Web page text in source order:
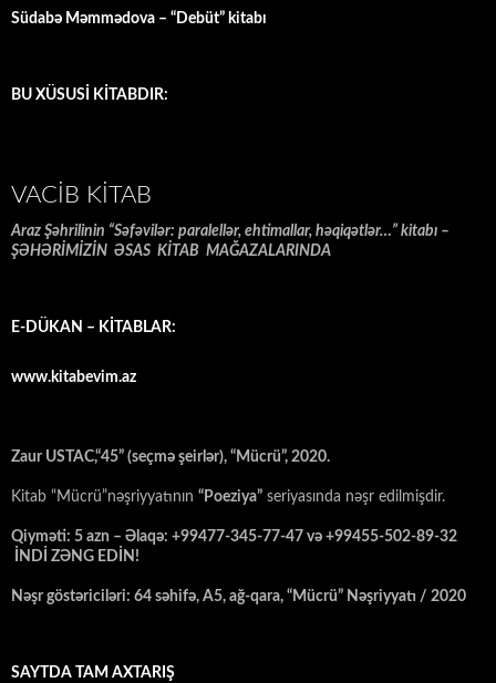
Südabə Məmmədova – “Debüt” kitabı
BU XÜSUSİ KİTABDIR:
VACIB KITAB
Araz Şəhrilinin “Səfəvilər: paralellər, ehtimallar, həqiqətlər…” kitabı –
ŞƏHƏRİMİZİN ƏSAS KİTAB MAĞAZALARINDA
E-DÜKAN – KİTABLAR:
www.kitabevim.az
Zaur USTAC,“45” (seçmə şeirlər), “Mücrü”, 2020.
Kitab “Mücrü”nəşriyyatının “Poeziya” seriyasında nəşr edilmişdir.
Qiyməti: 5 azn – Əlaqə: +99477-345-77-47 və +99455-502-89-32
İNDİ ZƏNG EDİN!
Nəşr göstəriciləri: 64 səhifə, A5, ağ-qara, “Mücrü” Nəşriyyatı / 2020
SAYTDA TAM AXTARIŞ